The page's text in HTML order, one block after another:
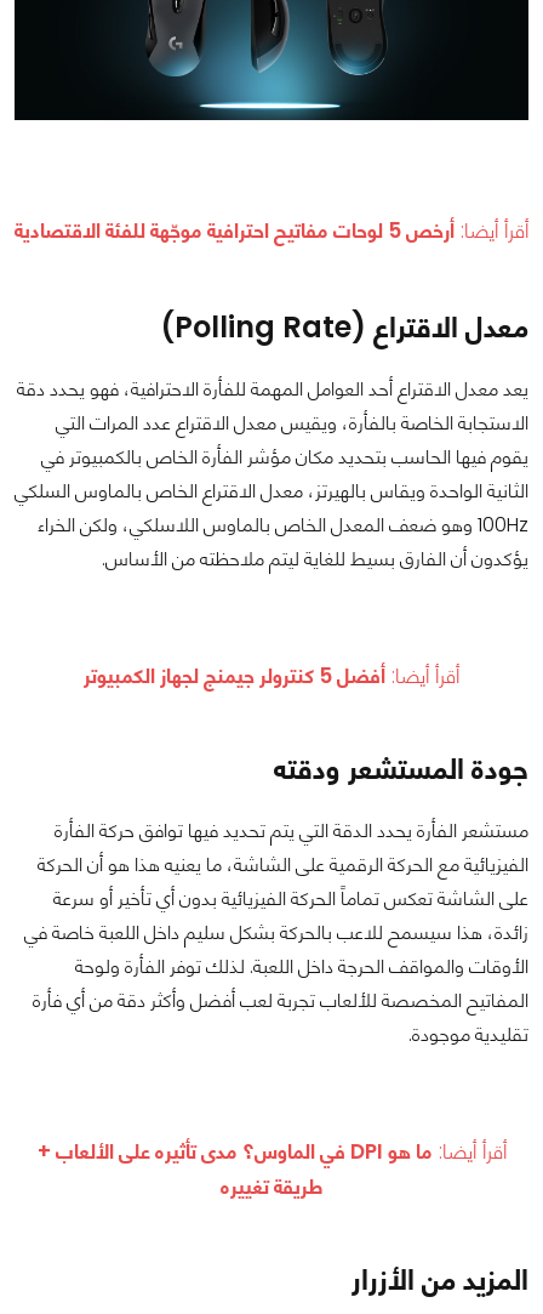
أقرأ أيضا: أرخص 5 لوحات مفاتيح احترافية موجّهة للفئة الاقتصادية
معدل الاقتراع (Polling Rate)
يعد معدل الاقتراع أحد العوامل المهمة للفأرة الاحترافية، فهو يحدد دقة
الاستجابة الخاصة بالفأرة، ويقيس معدل الاقتراع عدد المرات التي
يقوم فيها الحاسب بتحديد مكان مؤشر الفأرة الخاص بالكمبيوتر في
الثانية الواحدة ويقاس بالهيرتز، معدل الاقتراع الخاص بالماوس السلكي
100Hz وهو ضعف المعدل الخاص بالماوس اللاسلكي، ولكن الخراء
يؤكدون أن الفارق بسيط للغاية ليتم ملاحظته من الأساس.
أقرأ أيضا: أفضل 5 كنترولر جيمنج لجهاز الكمبيوتر
جودة المستشعر ودقته
مستشعر الفأرة يحدد الدقة التي يتم تحديد فيها توافق حركة الفأرة
الفيزيائية مع الحركة الرقمية على الشاشة، ما يعنيه هذا هو أن الحركة
على الشاشة تعكس تماماً الحركة الفيزيائية بدون أي تأخير أو سرعة
زائدة، هذا سيسمح للاعب بالحركة بشكل سليم داخل اللعبة خاصة في
الأوقات والمواقف الحرجة داخل اللعبة. لذلك توفر الفأرة ولوحة
المفاتيح المخصصة للألعاب تجربة لعب أفضل وأكثر دقة من أي فأرة
تقليدية موجودة.
أقرأ أيضا:
ما هو DPI في الماوس؟ مدى تأثيره على الألعاب +
طريقة تغييره
المزيد من الأزرار